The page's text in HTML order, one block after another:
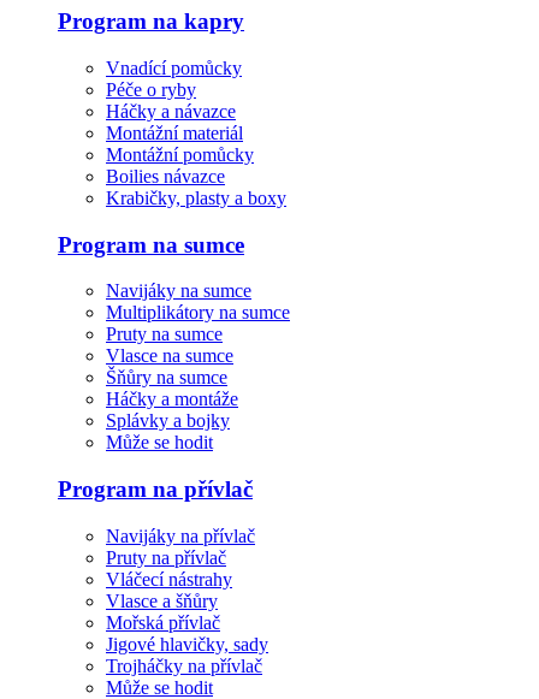
Program na kapry
Vnadící pomůcky
Péče o ryby
Háčky a návazce
Montážní materiál
Montážní pomůcky
Boilies návazce
Krabičky, plasty a boxy
Program na sumce
Navijáky na sumce
Multiplikátory na sumce
Pruty na sumce
Vlasce na sumce
Šňůry na sumce
Háčky a montáže
Splávky a bojky
Může se hodit
Program na přívlač
Navijáky na přívlač
Pruty na přívlač
Vláčecí nástrahy
Vlasce a šňůry
Mořská přívlač
Jigové hlavičky, sady
Trojháčky na přívlač
Může se hodit